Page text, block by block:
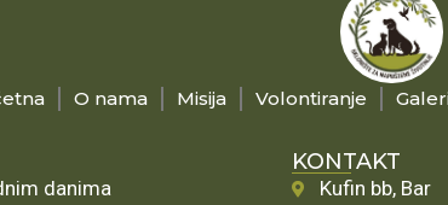
O nama Misija Volontiranje
danima
KONTAKT
Kufin bb, Bar